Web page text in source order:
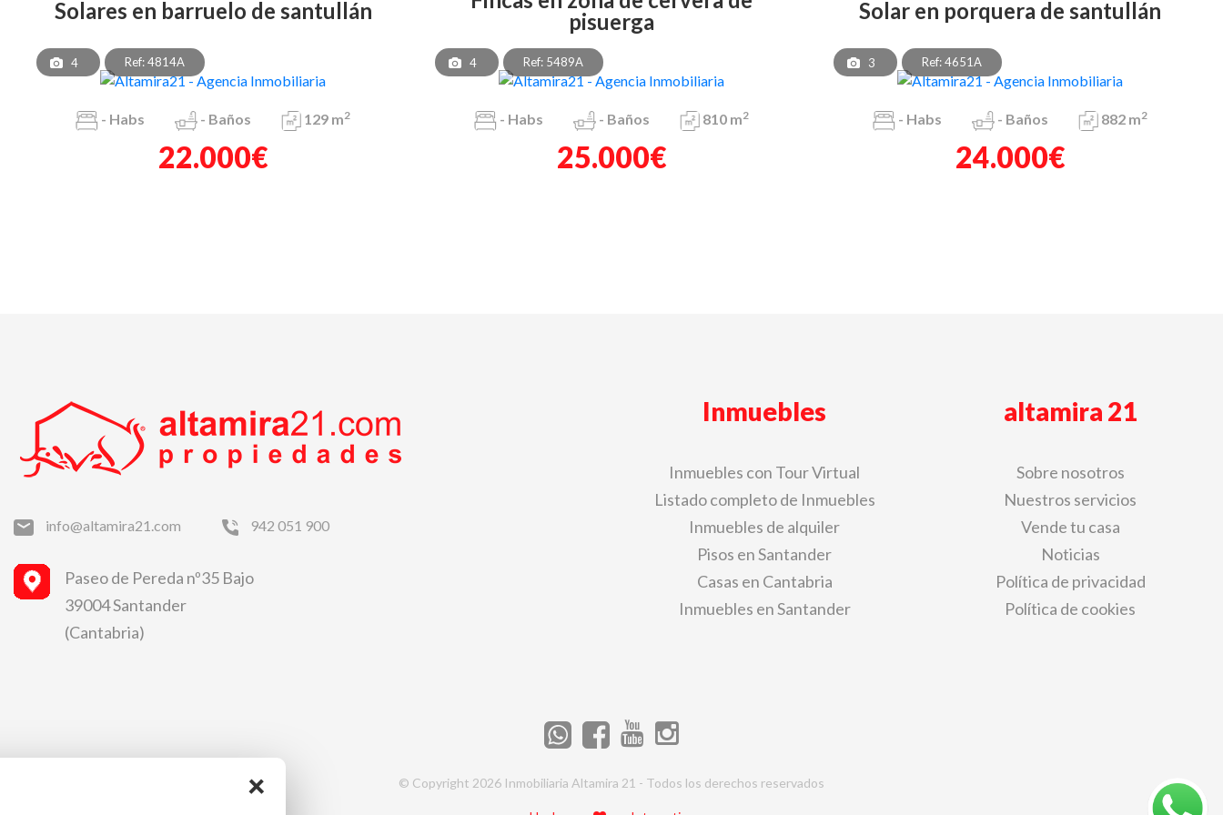
solares en barruelo de santullán
4 Ref: 4814A
- Habs - Baños 129 m2
22.000€
pisuerga
4 Ref: 5489A
- Habs - Baños 810 m2
25.000€
solar en porquera de santullán
3 Ref: 4651A
- Habs - Baños 882 m2
24.000€
info@altamira21.com 942 051 900
Paseo de Pereda nº35 Bajo
39004 Santander
(Cantabria)
Inmuebles
Inmuebles con Tour Virtual
Listado completo de Inmuebles
Inmuebles de alquiler
Pisos en Santander
Casas en Cantabria
Inmuebles en Santander
altamira 21
Sobre nosotros
Nuestros servicios
Vende tu casa
Noticias
Política de privacidad
Política de cookies
© Copyright 2026 Inmobiliaria Altamira 21 - Todos los derechos reservados
×